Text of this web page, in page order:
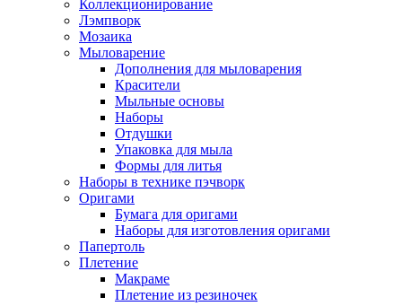
Коллекционирование
Лэмпворк
Мозаика
Мыловарение
Дополнения для мыловарения
Красители
Мыльные основы
Наборы
Отдушки
Упаковка для мыла
Формы для литья
Наборы в технике пэчворк
Оригами
Бумага для оригами
Наборы для изготовления оригами
Папертоль
Плетение
Макраме
Плетение из резиночек